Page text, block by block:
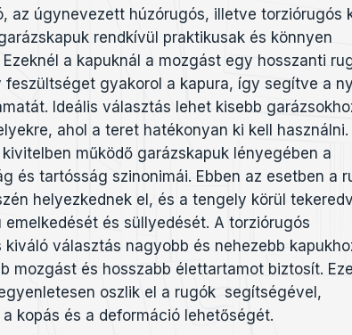
az úgynevezett húzórugós, illetve torziórugós
rendkívül praktikusak és könnyen
a kapuknál a mozgást egy hosszanti
feszültséget gyakorol a kapura, így segítve a
Ideális választás lehet kisebb
ahol a teret hatékonyan ki kell használni.
működő garázskapuk lényegében a
és tartósság szinonimái. Ebben az esetben a
helyezkednek el, és a tengely körül
emelkedését és süllyedését. A torziórugós
kiváló választás nagyobb és nehezebb
mozgást és hosszabb élettartamot biztosít.
oszlik el a rugók segítségével,
kopás és a deformáció lehetőségét.